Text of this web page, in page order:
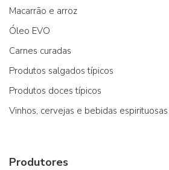
Macarrão e arroz
Óleo EVO
Carnes curadas
Produtos salgados típicos
Produtos doces típicos
Vinhos, cervejas e bebidas espirituosas
Produtores